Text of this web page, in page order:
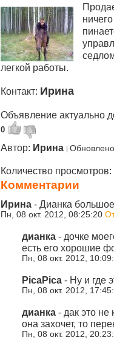
легкой работы.
Контакт: Ирина
Объявление актуально
0
Автор: Ирина
Количество просмотров:
Комментарии
Ирина - Дианка
Пн, 08 окт. 2012, 08:25:20
дианка - дочке
есть его хорошие
Пн, 08 окт. 2012,
PicaPica - Ну и где
Пн, 08 окт. 2012,
дианка - дак это не
она захочет, то
Пн, 08 окт. 2012,